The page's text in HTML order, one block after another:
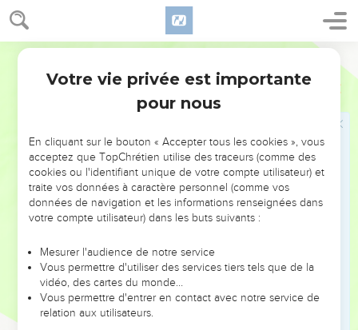
Exode 5
‘Faites des briques !’Et voici que tes serviteurs sont battus
comme si ton peuple était coupable. »
Le pharaon répondit : « Vous êtes des paresseux, rien que
des paresseux. Voilà pourquoi vous dites : ‘Allons offrir des
Maintenant, allez travailler. On ne vous donnera pas de
paille et vous livrerez la même quantité de briques. »
Les commissaires des Israélites virent qu'on les rendait
malheureux en disant : « Vous ne supprimerez rien de vos
briques, mais accomplissez chaque jour la tâche
journalière. »
Aaron qui les attendaient.
Ils leur dirent : « Que l'Eternel vous regarde et qu'il soit
juge ! A cause de vous, le pharaon et ses serviteurs
n’éprouvent que dégoût pour nous, vous avez mis une épée
Votre vie privée est importante
pour nous
En cliquant sur le bouton « Accepter tous les cookies », vous
acceptez que TopChrétien utilise des traceurs (comme des
cookies ou l'identifiant unique de votre compte utilisateur) et
traite vos données à caractère personnel (comme vos
données de navigation et les informations renseignées dans
votre compte utilisateur) dans les buts suivants :
Mesurer l'audience de notre service
Vous permettre d'utiliser des services tiers tels que de la
vidéo, des cartes du monde…
Vous permettre d'entrer en contact avec notre service de
relation aux utilisateurs.